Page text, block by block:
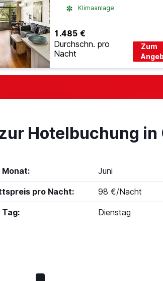
Klimaanlage
1.485 €
Durchschn. pro
Nacht
Zum
Hotelbuchung in
Juni
pro Nacht: 98 €/Nacht
Dienstag